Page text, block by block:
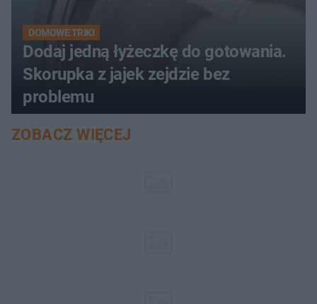
DOMOWE TRIKI
Dodaj jedną łyżeczkę do gotowania.
Skorupka z jajek zejdzie bez
problemu
ZOBACZ WIĘCEJ